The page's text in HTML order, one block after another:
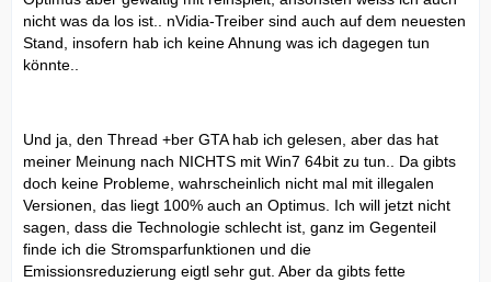
nicht was da los ist.. nVidia-Treiber sind auch auf dem neuesten
Stand, insofern hab ich keine Ahnung was ich dagegen tun
könnte..
Und ja, den Thread +ber GTA hab ich gelesen, aber das hat
meiner Meinung nach NICHTS mit Win7 64bit zu tun.. Da gibts
doch keine Probleme, wahrscheinlich nicht mal mit illegalen
Versionen, das liegt 100% auch an Optimus. Ich will jetzt nicht
sagen, dass die Technologie schlecht ist, ganz im Gegenteil
finde ich die Stromsparfunktionen und die
Emissionsreduzierung eigtl sehr gut. Aber da gibts fette